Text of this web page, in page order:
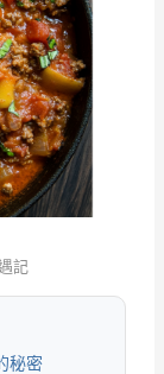
記
秘密